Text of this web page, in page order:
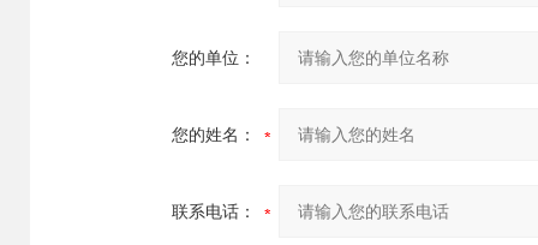
您的单位：
您的姓名：
联系电话：